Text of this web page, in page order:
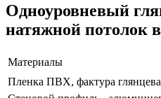
Одноуровневый
натяжной потолок
Материалы
Пленка ПВХ, фактура